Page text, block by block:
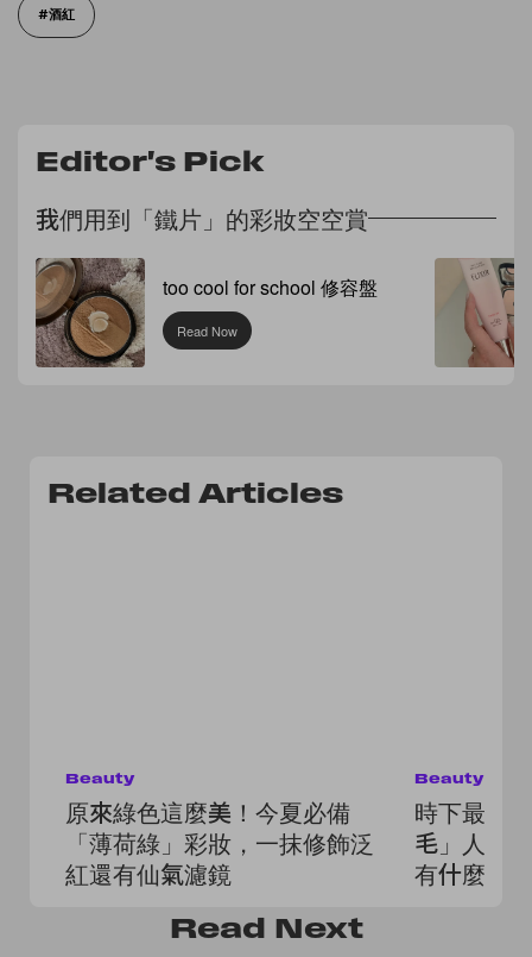
酒紅
Editor's Pick
我們用到「鐵片」的彩妝空空賞
too cool for school 修容盤
Read Now
Related Articles
Beauty
原來綠色這麼美！今夏必備
「薄荷綠」彩妝，一抹修飾泛
紅還有仙氣濾鏡
Beauty
時下最流
毛」人人
有什麼該
Read Next